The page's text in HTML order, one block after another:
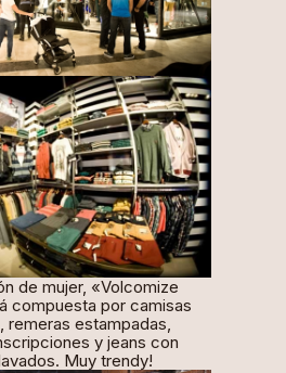
de mujer, «Volcomize
compuesta por camisas
remeras estampadas,
y jeans con
Muy trendy!